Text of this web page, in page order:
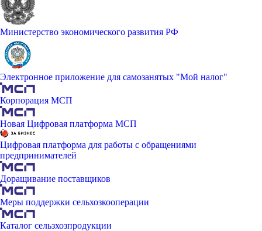
Министерство экономического развития РФ
Электронное приложение для самозанятых "Мой налог"
Корпорация МСП
Новая Цифровая платформа МСП
Цифровая платформа для работы с обращениями
предпринимателей
Доращивание поставщиков
Меры поддержки сельхозкооперации
Каталог сельзхозпродукции